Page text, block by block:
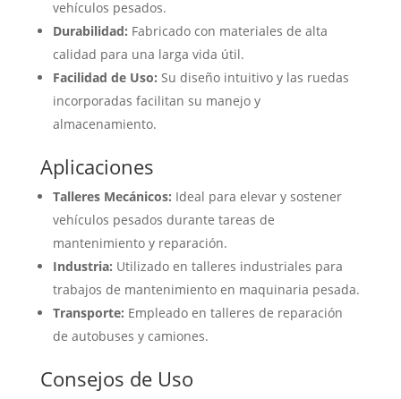
vehículos pesados.
Durabilidad: Fabricado con materiales de alta
calidad para una larga vida útil.
Facilidad de Uso: Su diseño intuitivo y las ruedas
incorporadas facilitan su manejo y
almacenamiento.
Aplicaciones
Talleres Mecánicos: Ideal para elevar y sostener
vehículos pesados durante tareas de
mantenimiento y reparación.
Industria: Utilizado en talleres industriales para
trabajos de mantenimiento en maquinaria pesada.
Transporte: Empleado en talleres de reparación
de autobuses y camiones.
Consejos de Uso